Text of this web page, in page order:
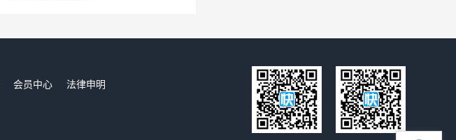
会员中心
法律申明